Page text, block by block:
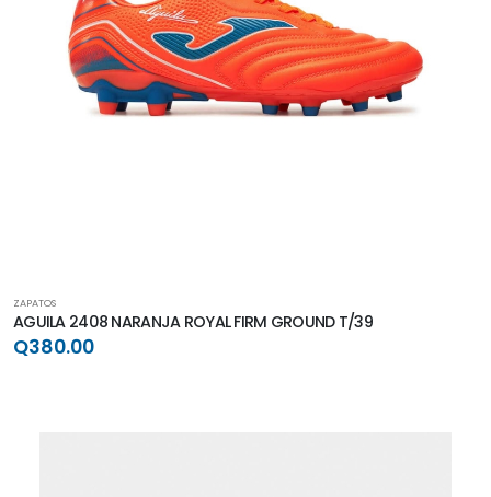
ZAPATOS
AGUILA 2408 NARANJA ROYAL FIRM GROUND T/39
Q380.00